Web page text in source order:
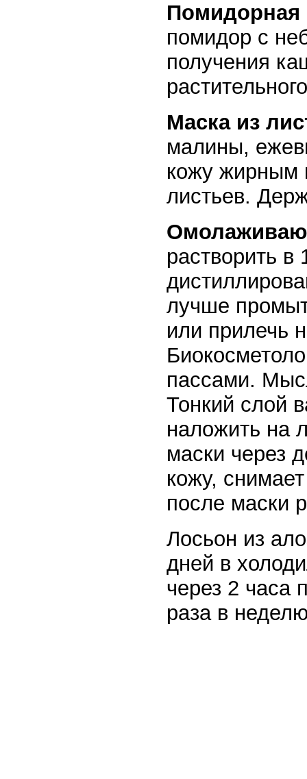
Помидорная
помидор с
получения
Маска из
малины,
кожу жирным
листьев.
растворить
лучше
или прилечь
пассами.
Тонкий слой
наложить на
маски через
кожу,
после маски
Лосьон из
дней в
через 2 часа
раза в